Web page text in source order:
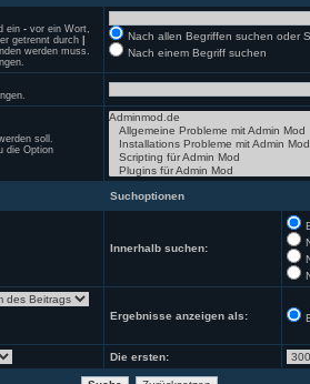
ein - vor ein Wort,
getrennt durch
werden muss.
Nach allen Begriffen suchen oder
Nach einem Begriff suchen
soll.
die Option
Suchoptionen
Innerhalb suchen:
Ergebnisse anzeigen als:
Die ersten: